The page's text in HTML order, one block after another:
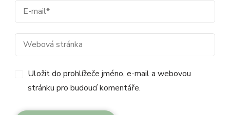
Uložit do prohlížeče jméno, e-mail a webovou
stránku pro budoucí komentáře.